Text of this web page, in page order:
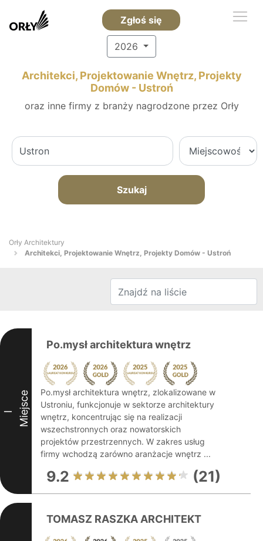
Zgłoś się
2026
Architekci, Projektowanie Wnętrz, Projekty
Domów - Ustroń
oraz inne firmy z branży nagrodzone przez Orły
Szukaj
Orły Architektury
Architekci, Projektowanie Wnętrz, Projekty Domów - Ustroń
I Miejsce
Po.mysł architektura wnętrz
Po.mysł architektura wnętrz, zlokalizowane w
Ustroniu, funkcjonuje w sektorze architektury
wnętrz, koncentrując się na realizacji
wszechstronnych oraz nowatorskich
projektów przestrzennych. W zakres usług
firmy wchodzą zarówno aranżacje wnętrz ...
9.2 (21)
TOMASZ RASZKA ARCHITEKT